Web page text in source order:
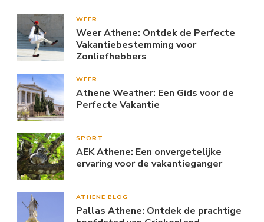
WEER
Weer Athene: Ontdek de Perfecte
Vakantiebestemming voor
Zonliefhebbers
WEER
Athene Weather: Een Gids voor de
Perfecte Vakantie
SPORT
AEK Athene: Een onvergetelijke
ervaring voor de vakantieganger
ATHENE BLOG
Pallas Athene: Ontdek de prachtige